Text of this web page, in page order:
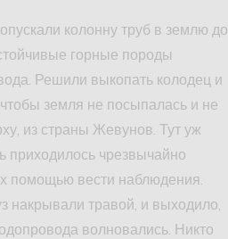
колонну труб в землю до
горные породы
Решили выкопать колодец и
земля не посыпалась и не
из страны Жевунов. Тут уж
приходилось чрезвычайно
помощью вести наблюдения.
накрывали травой, и выходило,
волновались. Никто